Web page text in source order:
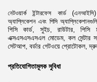
নেটওয়ার্ক ইন্টারফেস কার্ড
অ্যাপ্লিকেশন এবং পিসি
পিসি কার্ড, সুইচ, রাউটার,
এক্সএসএসএসএল মোডেম, কল সেন্টার
সেটআপ, বর্ডার গেটওয়ে প্রোটোকল,
প্রতিযোগিতামূলক সুবিধা